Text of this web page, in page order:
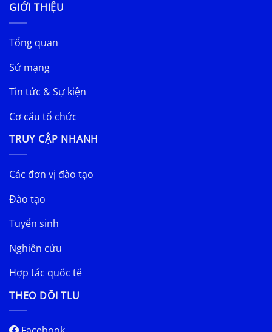
GIỚI THIỆU
Tổng quan
Sứ mạng
Tin tức & Sự kiện
Cơ cấu tổ chức
TRUY CẬP NHANH
Các đơn vị đào tạo
Đào tạo
Tuyển sinh
Nghiên cứu
Hợp tác quốc tế
THEO DÕI TLU